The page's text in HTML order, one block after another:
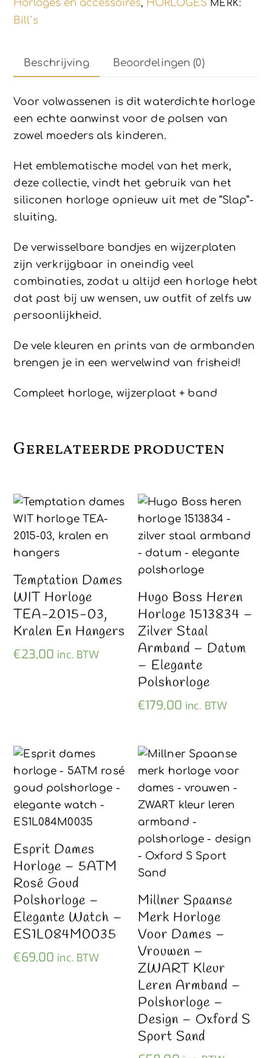
aantal
Horloges en accessoires, HORLOGES MERK:
Bill´s
Beschrijving Beoordelingen (0)
Voor volwassenen is dit waterdichte horloge
een echte aanwinst voor de polsen van
zowel moeders als kinderen.
Het emblematische model van het merk,
deze collectie, vindt het gebruik van het
siliconen horloge opnieuw uit met de “Slap”-
sluiting.
De verwisselbare bandjes en wijzerplaten
zijn verkrijgbaar in oneindig veel
combinaties, zodat u altijd een horloge hebt
dat past bij uw wensen, uw outfit of zelfs uw
persoonlijkheid.
De vele kleuren en prints van de armbanden
brengen je in een wervelwind van frisheid!
Compleet horloge, wijzerplaat + band
Gerelateerde producten
Temptation Dames
WIT Horloge
TEA-2015-03,
Kralen En Hangers
€23,00 inc. BTW
Hugo Boss Heren
Horloge 1513834 –
Zilver Staal
Armband – Datum
– Elegante
Polshorloge
€179,00 inc. BTW
Esprit Dames
Horloge – 5ATM
Rosé Goud
Polshorloge –
Elegante Watch –
ES1L084M0035
€69,00 inc. BTW
Millner Spaanse
Merk Horloge
Voor Dames –
Vrouwen –
ZWART Kleur
Leren Armband –
Polshorloge –
Design – Oxford S
Sport Sand